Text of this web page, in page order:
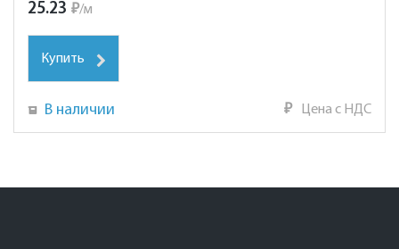
25.23 ₽/м
Купить
В наличии ₽ Цена с НДС